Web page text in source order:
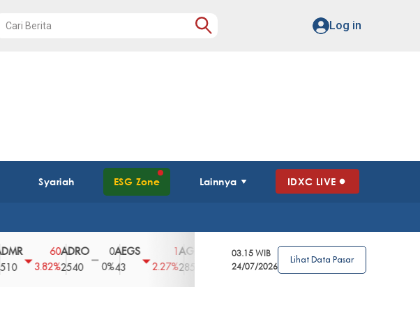
Log in
Syariah ESG Zone Lainnya IDXC LIVE
60
3.82%
ADRO
2540
0
0%
AEGS
2.27% 2850
3.39%
AGRO
4
2.63%
AGRS
0%
03.15 WIB
24/07/2026
Lihat Data Pasar